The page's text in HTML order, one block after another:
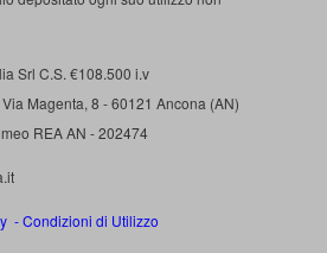
Srl C.S. €108.500 i.v
Magenta, 8 - 60121 Ancona (AN)
REA AN - 202474
-Condizioni di Utilizzo